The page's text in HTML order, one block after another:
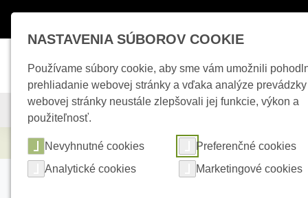
KAMEROVÉ SYSTÉMY ZABEZPEČOVACIE SYSTÉMY
Elektrické kúrenie SATEL CZ-EMM4
NASTAVENIA SÚBOROV COOKIE
Používame súbory cookie, aby sme vám umožnili
prehliadanie webovej stránky a vďaka analýze prevádzky
webovej stránky neustále zlepšovali jej funkcie, výkon a
použiteľnosť.
Nevyhnutné cookies
Preferenčné cookies
Analytické cookies
Marketingové cookies